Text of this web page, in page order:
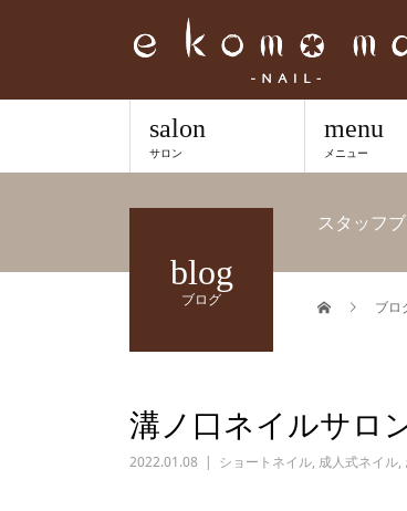
salon
サロン
menu
メニュー
blog
ブログ
スタッフ
ブロ
溝ノ口ネイルサロ
2022.01.08 ショートネイル, 成人式ネイル,